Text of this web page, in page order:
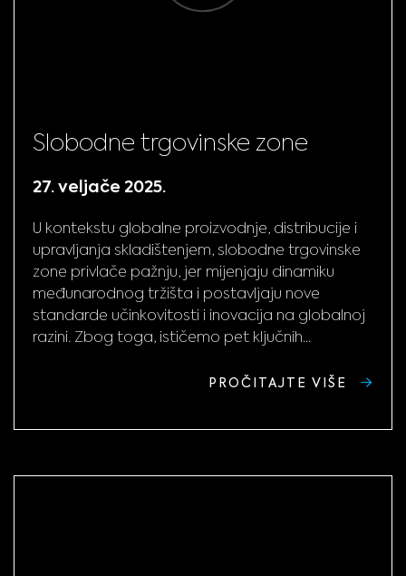
Slobodne trgovinske zone
27. veljače 2025.
U kontekstu globalne proizvodnje, distribucije i
upravljanja skladištenjem, slobodne trgovinske
zone privlače pažnju, jer mijenjaju dinamiku
međunarodnog tržišta i postavljaju nove
standarde učinkovitosti i inovacija na globalnoj
razini. Zbog toga, ističemo pet ključnih...
PROČITAJTE VIŠE